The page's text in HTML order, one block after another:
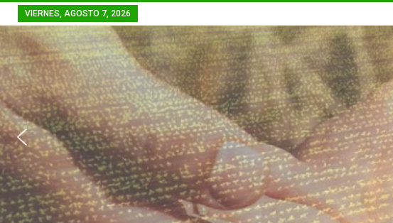
VIERNES, AGOSTO 7, 2026